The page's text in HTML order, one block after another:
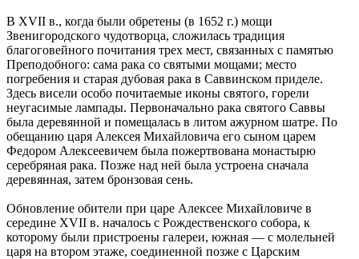
В XVII в., когда были обретены (в 1652 г.) мощи
Звенигородского чудотворца, сложилась традиция
благоговейного почитания трех мест, связанных с памятью
Преподобного: сама рака со святыми мощами; место
погребения и старая дубовая рака в Саввинском приделе.
Здесь висели особо почитаемые иконы святого, горели
неугасимые лампады. Первоначально рака святого Саввы
была деревянной и помещалась в литом ажурном шатре. По
обещанию царя Алексея Михайловича его сыном царем
Федором Алексеевичем была пожертвована монастырю
серебряная рака. Позже над ней была устроена сначала
деревянная, затем бронзовая сень.
Обновление обители при царе Алексее Михайловиче в
середине XVII в. началось с Рождественского собора, к
которому были пристроены галереи, южная — с молельней
царя на втором этаже, соединенной позже с Царским